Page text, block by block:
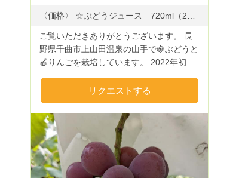
ご覧いただきありがとうございます。 長
野県千曲市上山田温泉の山手で🍇ぶどうと
🍎りんごを栽培しています。 2022年初め
別し搾った無添加の果汁100％です。 ゴヒ
イキお願いします。 個人農家のため、た
くさんはありません。品切れの際はご容赦
ください。
リクエストする